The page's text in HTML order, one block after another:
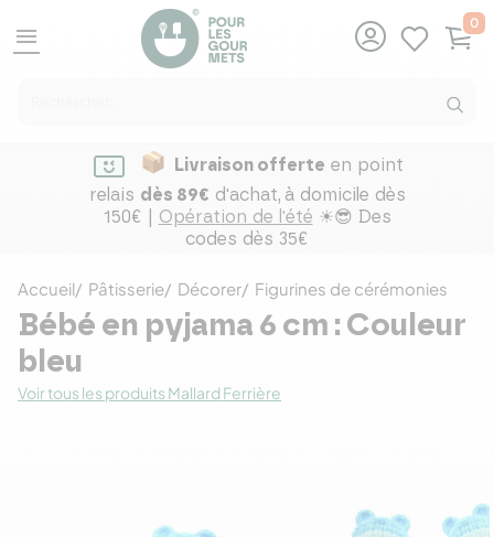
menu
0
Livraison offerte en point
relais dès 89€ d'achat, à domicile dès
150€ | Opération de l'été ☀😎 Des
codes dès 35€
Accueil Pâtisserie Décorer Figurines de cérémonies
Bébé en pyjama 6 cm : Couleur
bleu
Voir tous les produits Mallard Ferrière